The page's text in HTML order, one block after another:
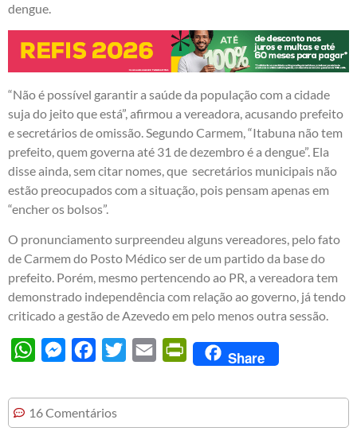
dengue.
“Não é possível garantir a saúde da população com a cidade
suja do jeito que está”, afirmou a vereadora, acusando prefeito
e secretários de omissão. Segundo Carmem, “Itabuna não tem
prefeito, quem governa até 31 de dezembro é a dengue”. Ela
disse ainda, sem citar nomes, que secretários municipais não
estão preocupados com a situação, pois pensam apenas em
“encher os bolsos”.
O pronunciamento surpreendeu alguns vereadores, pelo fato
de Carmem do Posto Médico ser de um partido da base do
prefeito. Porém, mesmo pertencendo ao PR, a vereadora tem
demonstrado independência com relação ao governo, já tendo
criticado a gestão de Azevedo em pelo menos outra sessão.
WhatsAppMessengerFacebook
Twitter Email PrintFriendly
Share
16 Comentários